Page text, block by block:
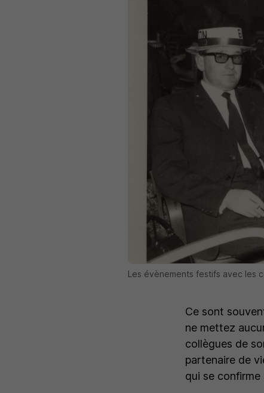
Les évènements festifs avec les
Ce sont
ne mettez
collègues de
partenaire de
qui se confirme